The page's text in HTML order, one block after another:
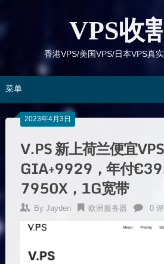
VPS收
香港VPS/美国VPS/日本VPS真
菜单
2023年4月3日
V.PS 新上荷兰便宜
GIA+9929，年付
7950X，1G宽带
By Jayden 欧洲服务器 0